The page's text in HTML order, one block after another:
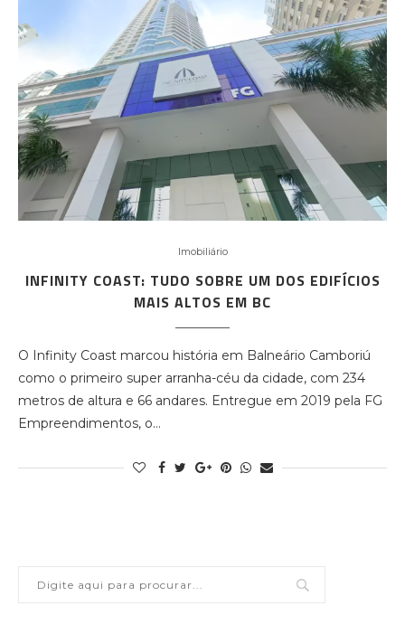
Imobiliário
INFINITY COAST: TUDO SOBRE UM DOS EDIFÍCIOS
MAIS ALTOS EM BC
O Infinity Coast marcou história em Balneário Camboriú
como o primeiro super arranha-céu da cidade, com 234
metros de altura e 66 andares. Entregue em 2019 pela FG
Empreendimentos, o…